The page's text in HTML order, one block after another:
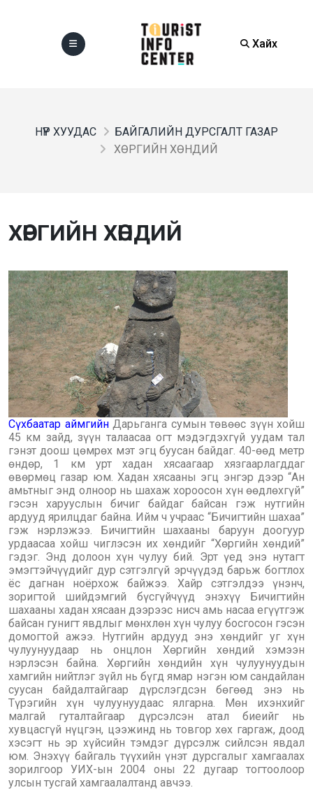
Хайх
НҮҮР ХУУДАС
БАЙГАЛИЙН ДУРСГАЛТ ГАЗАР
ХӨРГИЙН ХӨНДИЙ
ХӨРГИЙН ХӨНДИЙ
Сүхбаатар аймгийнДарьганга сумын төвөөс зүүн хойш
45 км зайд, зүүн талаасаа огт мэдэгдэхгүй уудам тал
гэнэт доош цөмрөх мэт эгц буусан байдаг. 40-өөд метр
өндөр, 1 км урт хадан хясаагаар хязгаарлагддаг
өвөрмөц газар юм. Хадан хясааны эгц энгэр дээр “Ан
амьтныг энд олноор нь шахаж хороосон хүн өөдлөхгүй”
гэсэн харууслын бичиг байдаг байсан гэж нутгийн
ардууд ярилцдаг байна. Ийм ч учраас “Бичигтийн шахаа”
гэж нэрлэжээ. Бичигтийн шахааны баруун доогуур
урдаасаа хойш чиглэсэн их хөндийг “Хөргийн хөндий”
гэдэг. Энд долоон хүн чулуу бий. Эрт үед энэ нутагт
эмэгтэйчүүдийг дур сэтгэлгүй эрчүүдэд барьж богтлох
ёс дагнан ноёрхож байжээ. Хайр сэтгэлдээ үнэнч,
зоригтой шийдэмгий бүсгүйчүүд энэхүү Бичигтийн
шахааны хадан хясаан дээрээс нисч амь насаа егүүтгэж
байсан гунигт явдлыг мөнхлөн хүн чулуу босгосон гэсэн
домогтой ажээ. Нутгийн ардууд энэ хөндийг уг хүн
чулуунуудаар нь онцлон Хөргийн хөндий хэмээн
нэрлэсэн байна. Хөргийн хөндийн хүн чулуунуудын
хамгийн нийтлэг зүйл нь бүгд ямар нэгэн юм сандайлан
суусан байдалтайгаар дүрслэгдсэн бөгөөд энэ нь
Түрэгийн хүн чулуунуудаас ялгарна. Мөн ихэнхийг
малгай гуталтайгаар дүрсэлсэн атал биеийг нь
хувцасгүй нүцгэн, цээжинд нь товгор хөх гаргаж, доод
хэсэгт нь эр хүйсийн тэмдэг дүрсэлж сийлсэн явдал
юм. Энэхүү байгаль түүхийн үнэт дурсгалыг хамгаалах
зорилгоор УИХ-ын 2004 оны 22 дугаар тогтоолоор
улсын тусгай хамгаалалтанд авчээ.